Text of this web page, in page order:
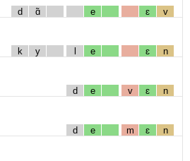
d ɑ̃ e ɛ v
k y l e ɛ n
d e v ɛ n
d e m ɛ n